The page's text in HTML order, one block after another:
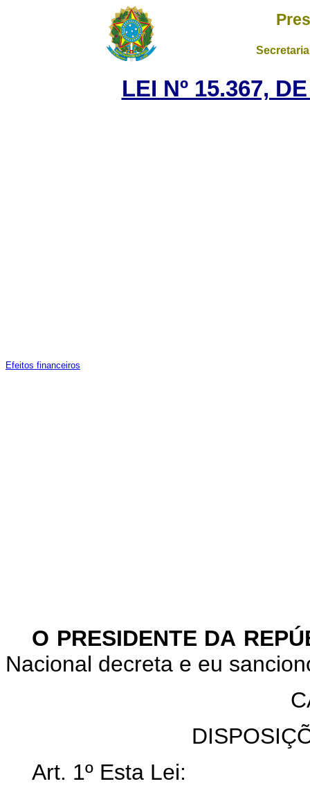
LEI Nº 15.367,
Efeitos financeiros
O PRESIDENTE DA
Nacional decreta e eu
Art. 1º Esta Lei: